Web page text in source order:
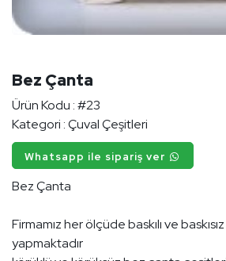
Bez Çanta
Ürün Kodu :#23
Kategori :Çuval Çeşitleri
Whatsapp ile sipariş ver
Bez Çanta
Firmamız her ölçüde baskılı ve
yapmaktadır